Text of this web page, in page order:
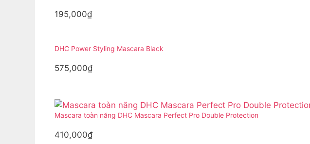
195,000₫
DHC Power Styling Mascara Black
575,000₫
Mascara toàn năng DHC Mascara Perfect Pro Double Protection
410,000₫